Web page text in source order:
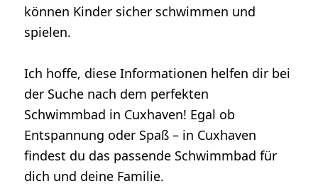
können Kinder sicher schwimmen und
spielen.
Ich hoffe, diese Informationen helfen dir bei
der Suche nach dem perfekten
Schwimmbad in Cuxhaven! Egal ob
Entspannung oder Spaß – in Cuxhaven
findest du das passende Schwimmbad für
dich und deine Familie.